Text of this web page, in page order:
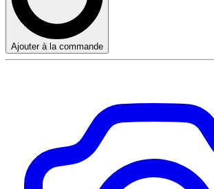
Ajouter à la commande